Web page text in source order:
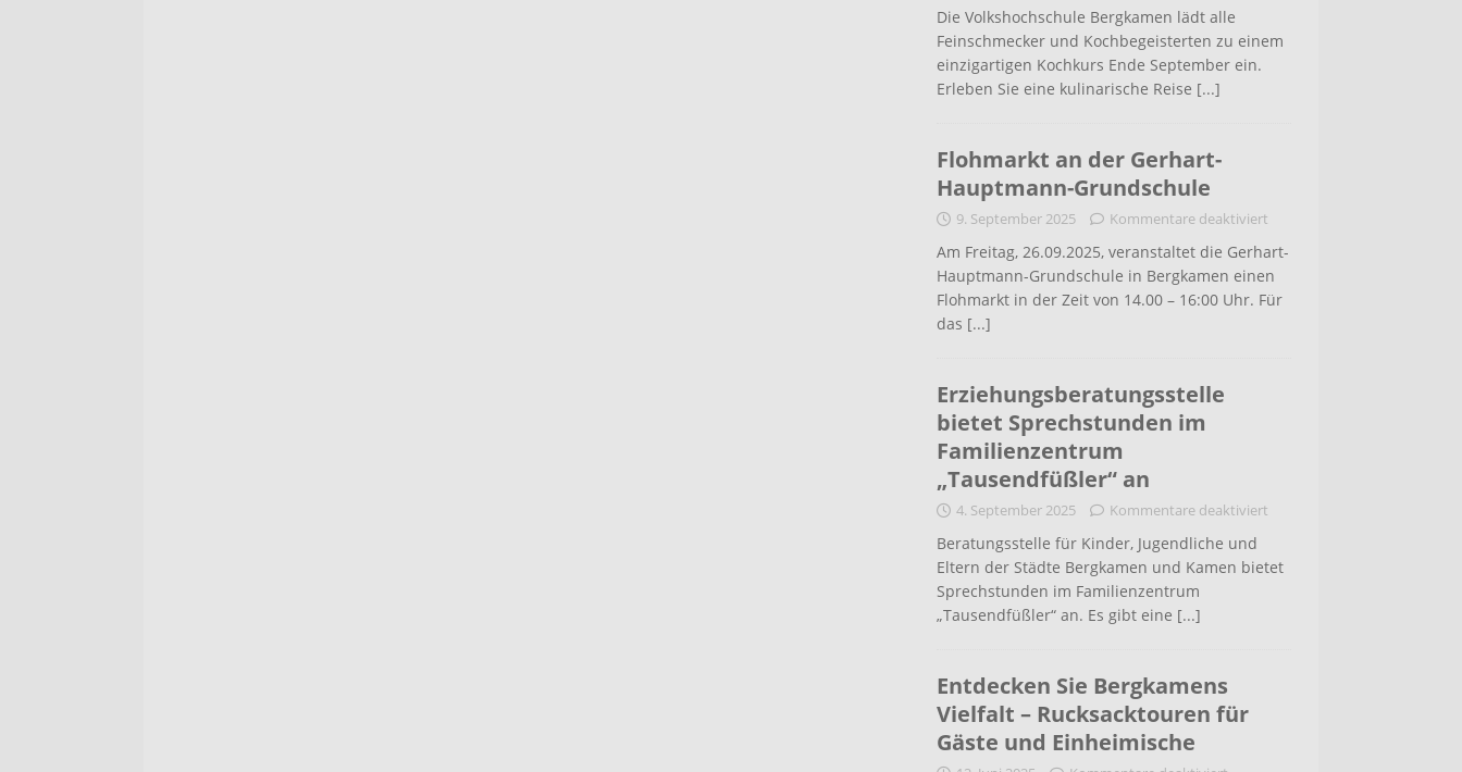
Die Volkshochschule Bergkamen lädt alle
Feinschmecker und Kochbegeisterten zu einem
einzigartigen Kochkurs Ende September ein.
Erleben Sie eine kulinarische Reise [...]
Flohmarkt an der Gerhart-
Hauptmann-Grundschule
9. September 2025 Kommentare deaktiviert
Am Freitag, 26.09.2025, veranstaltet die Gerhart-
Hauptmann-Grundschule in Bergkamen einen
Flohmarkt in der Zeit von 14.00 – 16:00 Uhr. Für
das [...]
Erziehungsberatungsstelle
bietet Sprechstunden im
Familienzentrum
„Tausendfüßler“ an
4. September 2025 Kommentare deaktiviert
Beratungsstelle für Kinder, Jugendliche und
Eltern der Städte Bergkamen und Kamen bietet
Sprechstunden im Familienzentrum
„Tausendfüßler“ an. Es gibt eine [...]
Entdecken Sie Bergkamens
Vielfalt – Rucksacktouren für
Gäste und Einheimische